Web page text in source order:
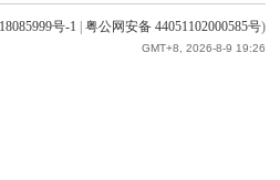
号-1 粤公网安备 44051102000585号)
GMT+8, 2026-8-9 19:26